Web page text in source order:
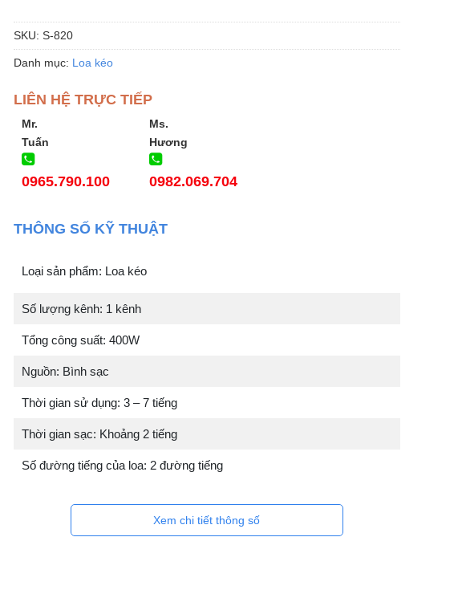
SKU: S-820
Danh mục: Loa kéo
LIÊN HỆ TRỰC TIẾP
Mr.
Tuấn
0965.790.100
Ms.
Hương
0982.069.704
THÔNG SỐ KỸ THUẬT
Loại sản phẩm: Loa kéo
Số lượng kênh: 1 kênh
Tổng công suất: 400W
Nguồn: Bình sạc
Thời gian sử dụng: 3 – 7 tiếng
Thời gian sạc: Khoảng 2 tiếng
Số đường tiếng của loa: 2 đường tiếng
Xem chi tiết thông số